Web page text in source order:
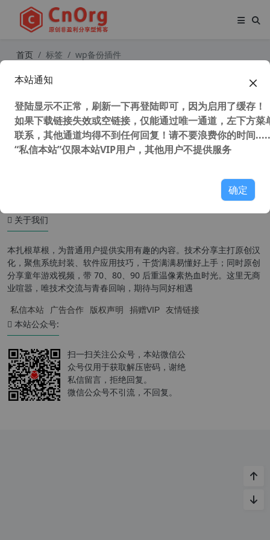
首页 标签 wp备份插件
简单的WordPress网站迁移和备份插
版
关于我们
本扎根草根，为普通用户提供实用有趣的内容。技术分享主打原创汉
化，聚焦系统封装、软件应用技巧，干货满满易懂好上手；同时原创
分享童年游戏视频，带 70、80、90 后重温像素热血时光。这里无商
业喧嚣，唯技术交流与青春回响，期待与同好相遇
私信本站 广告合作 版权声明 捐赠VIP 友情链接
本站公众号:
扫一扫关注公众号，本站微信公
众号仅用于获取解压密码，谢绝
私信留言，拒绝回复。
微信公众号不引流，不回复。
本站通知
登陆显示不正常，刷新一下再登陆即可，因为启用了缓存！
如果下载链接失效或空链接，仅能通过唯一通道，左下方菜
联系，其他通道均得不到任何回复！请不要浪费你的时间
“私信本站”仅限本站VIP用户，其他用户不提供服务
确定